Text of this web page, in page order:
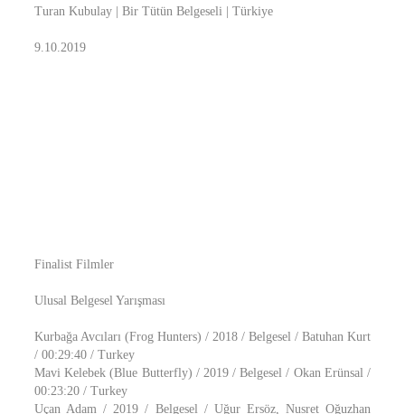
Turan Kubulay | Bir Tütün Belgeseli | Türkiye
9.10.2019
Finalist Filmler
Ulusal Belgesel Yarışması
Kurbağa Avcıları (Frog Hunters) / 2018 / Belgesel / Batuhan Kurt
/ 00:29:40 / Turkey
Mavi Kelebek (Blue Butterfly) / 2019 / Belgesel / Okan Erünsal /
00:23:20 / Turkey
Uçan Adam / 2019 / Belgesel / Uğur Ersöz, Nusret Oğuzhan